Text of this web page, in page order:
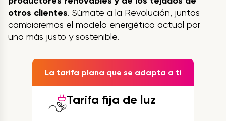
otros clientes. Súmate a la Revolución, juntos
cambiaremos el modelo energético actual por
uno más justo y sostenible.
La tarifa plana que se adapta a ti
Tarifa fija de luz